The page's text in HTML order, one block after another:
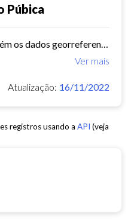
Púbica
Ver mais
Atualização: 16/11/2022
registros usando a API (veja